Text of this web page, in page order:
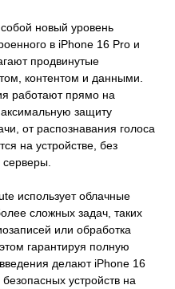
новый уровень
в iPhone 16 Pro и
продвинутые
контентом и данными.
работают прямо на
защиту
от распознавания голоса
на устройстве, без
использует облачные
сложных задач, таких
или обработка
гарантируя полную
делают iPhone 16
устройств на